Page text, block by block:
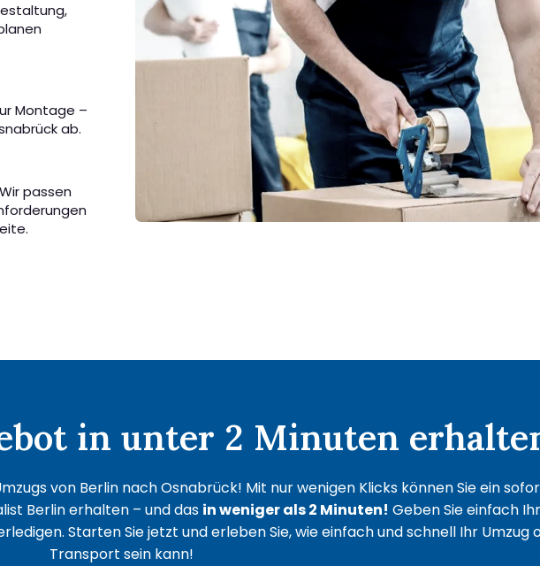
Montage –
ab.
passen
in unter 2 Minuten
von Berlin nach Osnabrück! Mit nur wenigen Klicks können Sie ein
Berlin erhalten – und das in weniger als 2 Minuten! Geben Sie einfach
Starten Sie jetzt und erleben Sie, wie einfach und schnell Ihr Umzug
Transport sein kann!